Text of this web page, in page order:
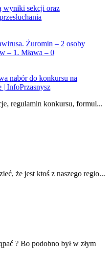
wyniki sekcji oraz
Żuromin – 2 osoby
– 1. Mława – 0
nabór do konkursu na
| InfoPrzasnysz
regulamin konkursu, formul...
że jest ktoś z naszego regio...
? Bo podobno był w złym